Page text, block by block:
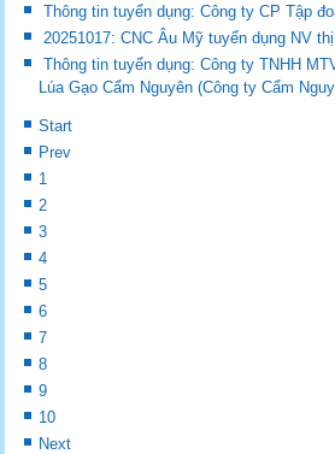
Thông tin tuyển dụng: Công ty CP Tập
20251017: CNC Âu Mỹ tuyển dụng NV
Thông tin tuyển dụng: Công ty TNHH
Lúa Gạo Cẩm Nguyên (Công ty Cẩm
Start
Prev
1
2
3
4
5
6
7
8
9
10
Next